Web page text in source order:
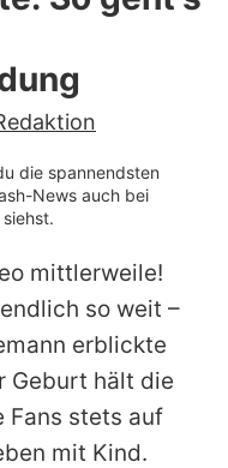
die spannendsten
News auch bei
mittlerweile!
so weit –
erblickte
Geburt hält die
Fans stets auf
mit Kind.